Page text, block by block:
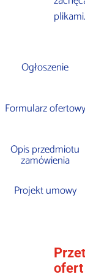
plikami.
Ogłoszenie
Formularz ofertowy
Opis przedmiotu
zamówienia
Projekt umowy
ofert